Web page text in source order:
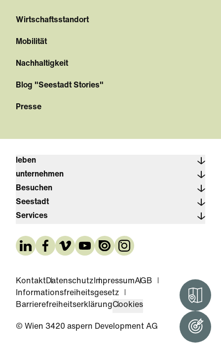
Wirtschaftsstandort
Mobilität
Nachhaltigkeit
Blog "Seestadt Stories"
Presse
leben
unternehmen
Besuchen
Seestadt
Services
KontaktDatenschutz ImpressumAGB
Informationsfreiheitsgesetz
BarrierefreiheitserklärungCookies
© Wien 3420 aspern Development AG